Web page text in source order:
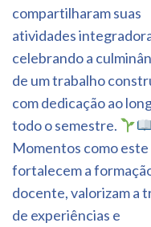
compartilharam suas
atividades
celebrando a
de um trabalho
com dedicação ao
todo o semestre.
Momentos como este
fortalecem a
docente, valorizam a
de experiências e